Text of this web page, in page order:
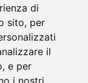
di
sito, per
il
e per
i nostri
Porto per